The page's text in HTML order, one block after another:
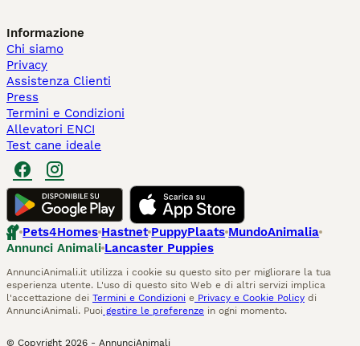
Informazione
Chi siamo
Privacy
Assistenza Clienti
Press
Termini e Condizioni
Allevatori ENCI
Test cane ideale
Pets4Homes Hastnet PuppyPlaats MundoAnimalia
Annunci Animali Lancaster Puppies
AnnunciAnimali.it utilizza i cookie su questo sito per migliorare la tua
esperienza utente. L'uso di questo sito Web e di altri servizi implica
l'accettazione dei Termini e Condizioni e Privacy e Cookie Policy di
AnnunciAnimali. Puoi gestire le preferenze in ogni momento.
© Copyright 2026 - AnnunciAnimali